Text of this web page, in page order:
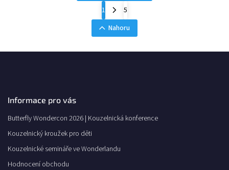
1
5
Nahoru
Informace pro vás
Butterfly Wondercon 2026 | Kouzelnická konference
Kouzelnický kroužek pro děti
Kouzelnické semináře ve Wonderlandu
Hodnocení obchodu